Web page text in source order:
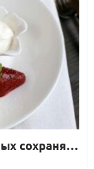
Пышные сырники, в которых сохраняется творожный вкус